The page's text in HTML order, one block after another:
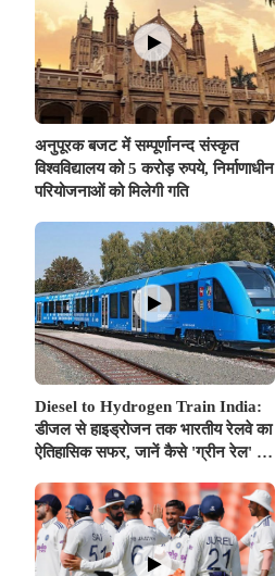
अनुपूरक बजट में सम्पूर्णानन्द संस्कृत
विश्वविद्यालय को 5 करोड़ रुपये, निर्माणाधीन
परियोजनाओं को मिलेगी गति
Diesel to Hydrogen Train India:
डीजल से हाइड्रोजन तक भारतीय रेलवे का
ऐतिहासिक सफर, जानें कैसे 'ग्रीन रेल' से